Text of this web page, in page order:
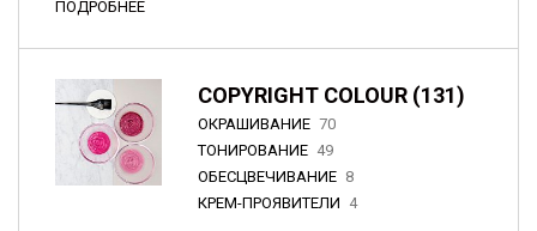
ПОДРОБНЕЕ
COPYRIGHT COLOUR (131)
ОКРАШИВАНИЕ 70
ТОНИРОВАНИЕ 49
ОБЕСЦВЕЧИВАНИЕ 8
КРЕМ-ПРОЯВИТЕЛИ 4